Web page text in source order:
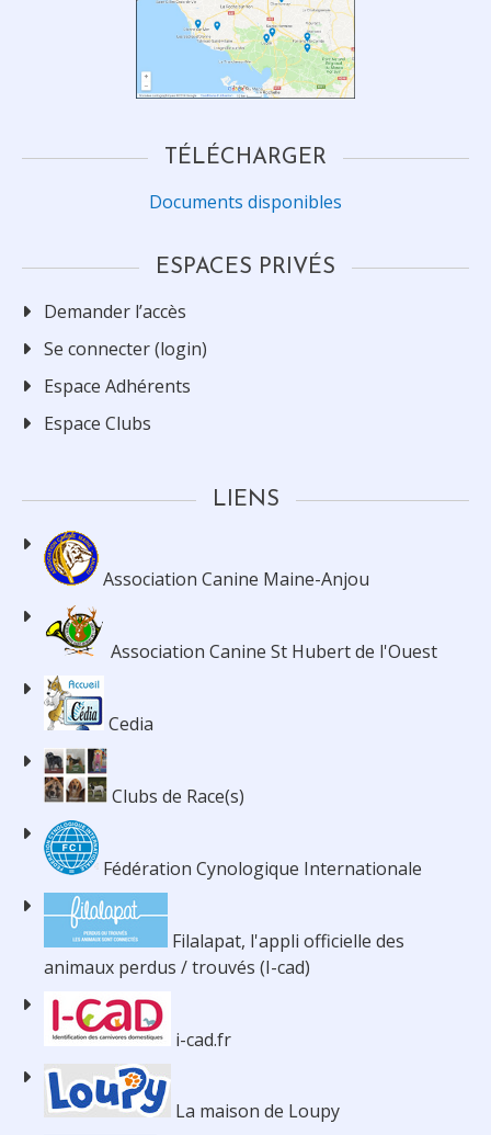
TÉLÉCHARGER
Documents disponibles
ESPACES PRIVÉS
Demander l’accès
Se connecter (login)
Espace Adhérents
Espace Clubs
LIENS
Association Canine Maine-Anjou
Association Canine St Hubert de l'Ouest
Cedia
Clubs de Race(s)
Fédération Cynologique Internationale
Filalapat, l'appli officielle des
animaux perdus / trouvés (I-cad)
i-cad.fr
La maison de Loupy